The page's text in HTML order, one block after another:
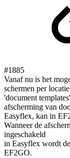
#1885
Vanaf nu is het
schermen per
'document
afscherming van
Easyflex, kan in
Wanneer de
ingeschakeld
in Easyflex wordt
EF2GO.